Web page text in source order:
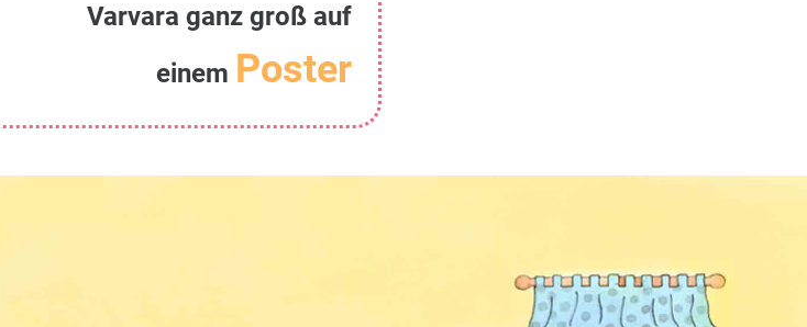
Varvara ganz groß auf
einem Poster